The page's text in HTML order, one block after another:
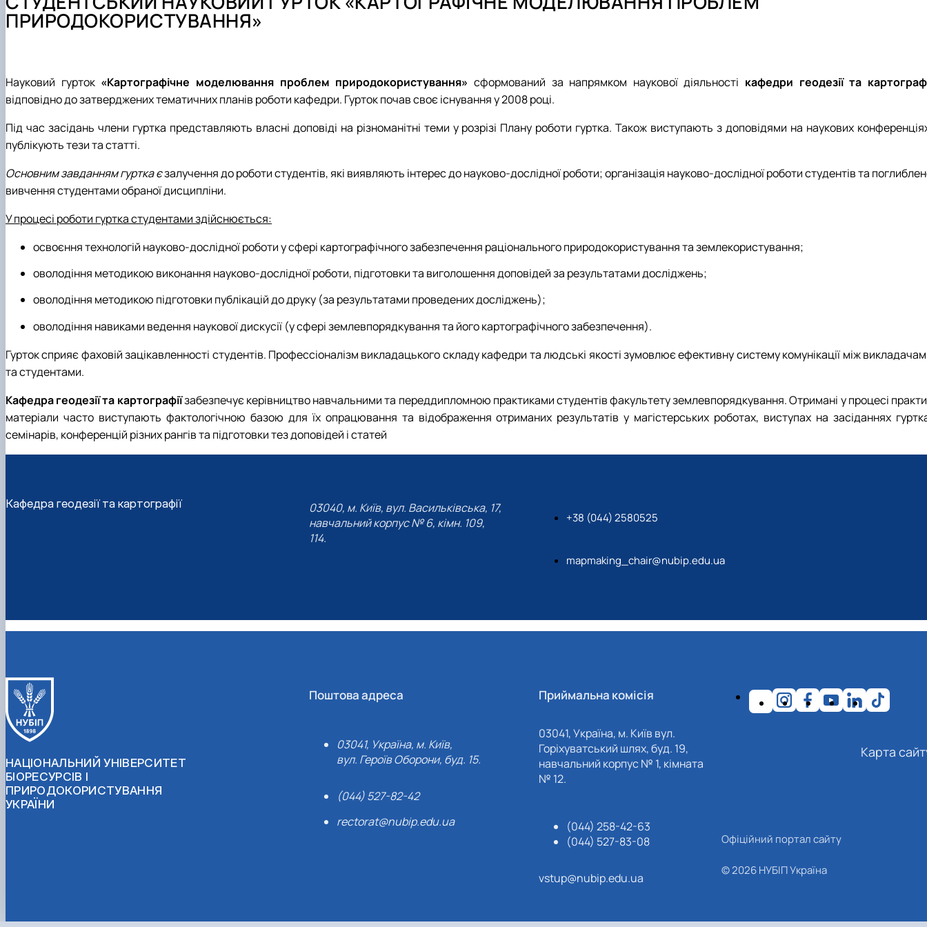
Культурно-виховна робота
Моніторинг якості атмосферного повітря
Електронне середовище
Навчальні лабораторії (матеріально-технічне забезпечення)
Практичне навчання
Відзнаки
Студентський науковий гурток «Геодезія»
Члени наукового гуртка
Студентський науковий гурток «Топографо-геодезичні та картографічні вишукування…
Члени наукового гуртка
План роботи
Графік проведення консультацій
ПРИРОДОКОРИСТУВАННЯ»
Науковий гурток «Картографічне моделювання проблем природокористування» сформований за напрямком наукової діяльності кафедри геодезії та
відповідно до затверджених тематичних планів роботи кафедри. Гурток почав своє існування у 2008 році.
Під час засідань члени гуртка представляють власні доповіді на різноманітні теми у розрізі Плану роботи гуртка. Також виступають з доповідями на наукових
публікують тези та статті.
Основним завданням гуртка єзалучення до роботи студентів, які виявляють інтерес до науково-дослідної роботи; організація науково-дослідної роботи студентів та
вивчення студентами обраної дисципліни.
У процесі роботи гуртка студентами здійснюється:
освоєння технологій науково-дослідної роботи у сфері картографічного забезпечення раціонального природокористування та землекористування;
оволодіння методикою виконання науково-дослідної роботи, підготовки та виголошення доповідей за результатами досліджень;
оволодіння методикою підготовки публікацій до друку (за результатами проведених досліджень);
оволодіння навиками ведення наукової дискусії (у сфері землевпорядкування та його картографічного забезпечення).
Гурток сприяє фаховій зацікавленності студентів. Профессіоналізм викладацького складу кафедри та людські якості зумовлює ефективну систему комунікації між
та студентами.
Кафедра геодезії та картографіїзабезпечує керівництво навчальними та переддипломною практиками студентів факультету землевпорядкування. Отримані у процесі
матеріали часто виступають фактологічною базою для їх опрацювання та відображення отриманих результатів у магістерських роботах, виступах на засіданнях
семінарів, конференцій різних рангів та підготовки тез доповідей і статей
Кафедра геодезії та картографії
03040, м. Київ, вул. Васильківська, 17,
навчальний корпус № 6, кімн. 109,
114.
+38 (044) 2580525
mapmaking_chair@nubip.edu.ua
НАЦІОНАЛЬНИЙ УНІВЕРСИТЕТ
БІОРЕСУРСІВ І
ПРИРОДОКОРИСТУВАННЯ
УКРАЇНИ
Поштова адреса
03041, Україна, м. Київ,
вул. Героїв Оборони, буд. 15.
(044) 527-82-42
rectorat@nubip.edu.ua
Приймальна комісія
03041, Україна, м. Київ вул.
Горіхуватський шлях, буд. 19,
навчальний корпус № 1, кімната
№ 12.
(044) 258-42-63
(044) 527-83-08
vstup@nubip.edu.ua
Карта
Офіційний портал сайту
© 2026 НУБІП Україна